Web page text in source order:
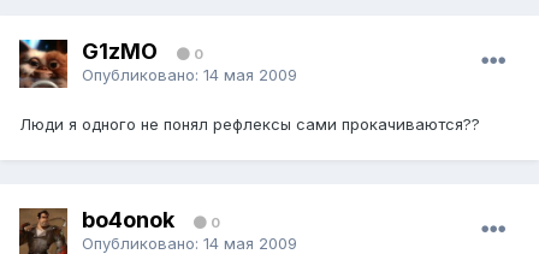
G1zMO 0
Опубликовано: 14 мая 2009
Люди я одного не понял рефлексы сами прокачиваются??
bo4onok 0
Опубликовано: 14 мая 2009